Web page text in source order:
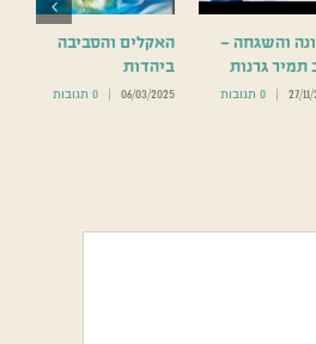
האקלים והסביבה
ביהדות
06/03/2025
| 0 תגובות
והשגחה –
תמיר גרנות
27/
| 0 תגובות